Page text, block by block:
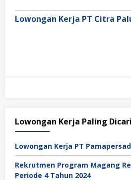
Lowongan Kerja Paling Dicari
Lowongan Kerja PT
Rekrutmen Program Magang
Periode 4 Tahun 2024